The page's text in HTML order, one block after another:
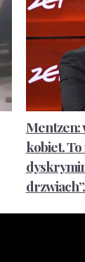
Mentzen:
kobiet. To